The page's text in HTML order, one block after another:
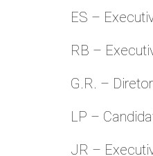
ES –
RB –
G.R. –
LP –
JR –